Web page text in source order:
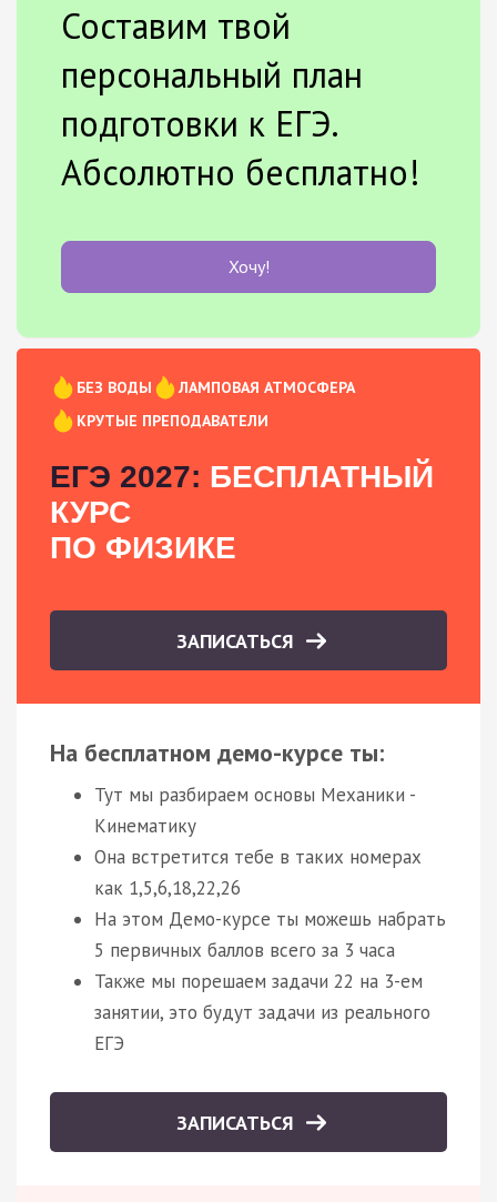
Составим твой
персональный план
подготовки к ЕГЭ.
Абсолютно бесплатно!
Хочу!
БЕЗ ВОДЫ
ЛАМПОВАЯ АТМОСФЕРА
КРУТЫЕ ПРЕПОДАВАТЕЛИ
ЕГЭ 2027: БЕСПЛАТНЫЙ
КУРС
ПО ФИЗИКЕ
ЗАПИСАТЬСЯ
На бесплатном демо-курсе ты:
Тут мы разбираем основы Механики -
Кинематику
Она встретится тебе в таких номерах
как 1,5,6,18,22,26
На этом Демо-курсе ты можешь набрать
5 первичных баллов всего за 3 часа
Также мы порешаем задачи 22 на 3-ем
занятии, это будут задачи из реального
ЕГЭ
ЗАПИСАТЬСЯ